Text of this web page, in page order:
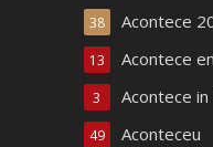
Acontece
38
Acontece
13
Acontece in
3
Aconteceu
49